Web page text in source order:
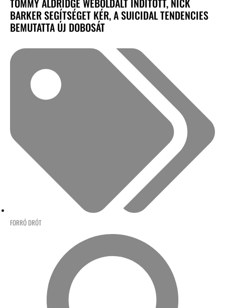
TOMMY ALDRIDGE WEBOLDALT INDÍTOTT, NICK
BARKER SEGÍTSÉGET KÉR, A SUICIDAL TENDENCIES
BEMUTATTA ÚJ DOBOSÁT
FORRÓ DRÓT